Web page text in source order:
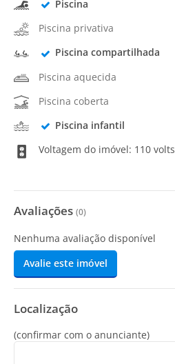
Piscina
Piscina privativa
Piscina compartilhada
Piscina aquecida
Piscina coberta
Piscina infantil
Voltagem do imóvel: 110 volts
Avaliações (0)
Nenhuma avaliação disponível
Avalie este imóvel
Localização
(confirmar com o anunciante)